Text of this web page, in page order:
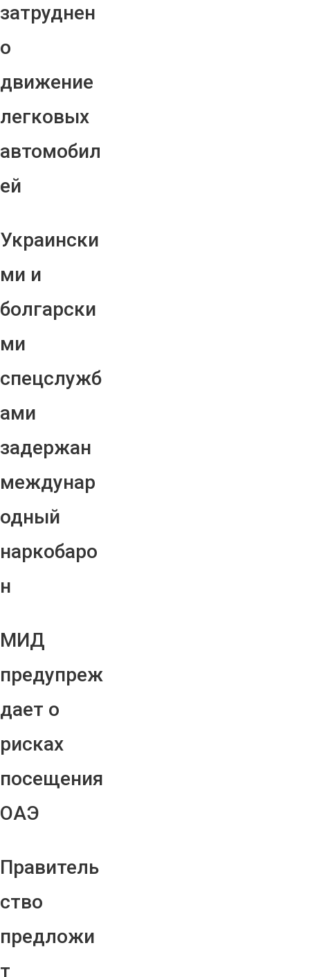
затруднен
о
движение
легковых
автомобил
ей
Украински
ми и
болгарски
ми
спецслужб
ами
задержан
междунар
одный
наркобаро
н
МИД
предупреж
дает о
рисках
посещения
ОАЭ
Правитель
ство
предложи
т